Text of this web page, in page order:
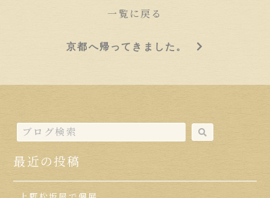
一覧に戻る
京都へ帰ってきました。
最近の投稿